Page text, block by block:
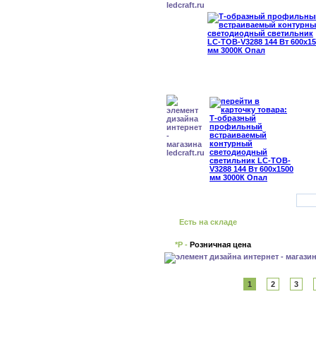
Есть на складе
*Р - Розничная цена
1 2 3